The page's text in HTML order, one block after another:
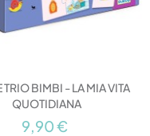
TRIO BIMBI - LA MIA VITA
QUOTIDIANA
9,90 €